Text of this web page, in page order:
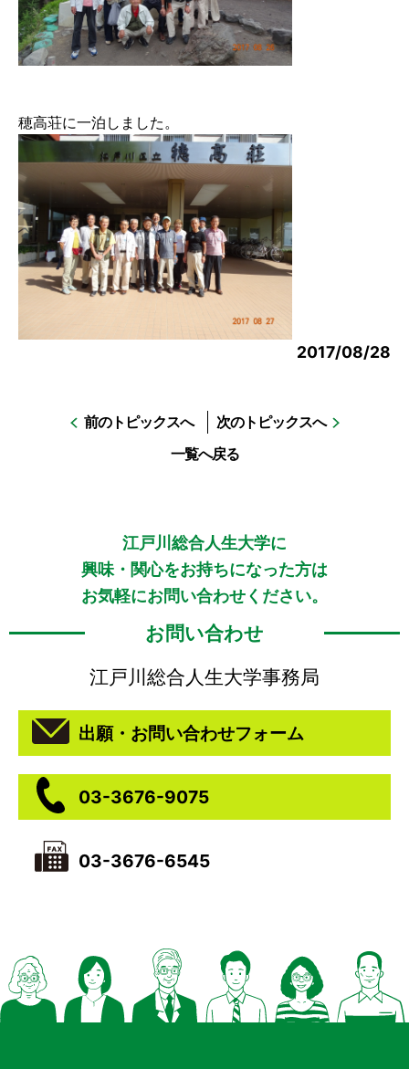
穂高荘に一泊しました。
2017/08/28
前のトピックスへ
次のトピックスへ
一覧へ戻る
江戸川総合人生大学に
興味・関心をお持ちになった方は
お気軽にお問い合わせください。
お問い合わせ
江戸川総合人生大学事務局
出願・お問い合わせフォーム
03-3676-9075
03-3676-6545